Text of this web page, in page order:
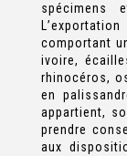
spécimens
comportant
ivoire,
rhinocéros,
en
appartient,
prendre
aux